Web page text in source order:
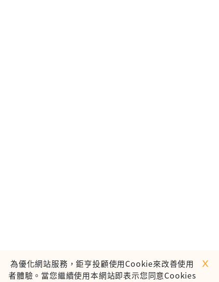
為優化網站服務，鉅亨投顧使用Cookie來改善使用
者體驗。當您繼續使用本網站即表示您同意Cookies
ｘ